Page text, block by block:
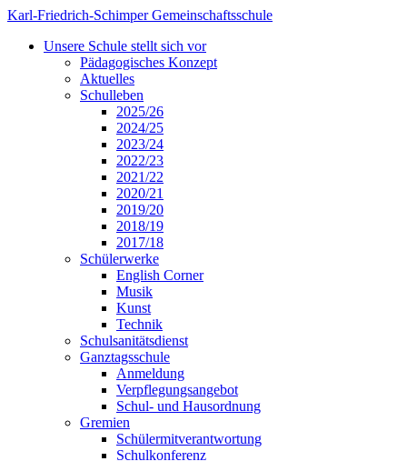
Karl-Friedrich-Schimper Gemeinschaftsschule
Unsere Schule stellt sich vor
Pädagogisches Konzept
Aktuelles
Schulleben
2025/26
2024/25
2023/24
2022/23
2021/22
2020/21
2019/20
2018/19
2017/18
Schülerwerke
English Corner
Musik
Kunst
Technik
Schulsanitätsdienst
Ganztagsschule
Anmeldung
Verpflegungsangebot
Schul- und Hausordnung
Gremien
Schülermitverantwortung
Schulkonferenz